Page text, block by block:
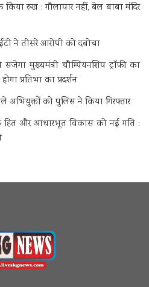
किया रुख : गौलापार नहीं, बेल बाबा मंदिर
ने तीसरे आरोपी को दबोचा
मुख्यमंत्री चौम्पियनशिप ट्रॉफी का
प्रतिभा का प्रदर्शन
को पुलिस ने किया गिरफ्तार
हित और आधारभूत विकास को नई गति :